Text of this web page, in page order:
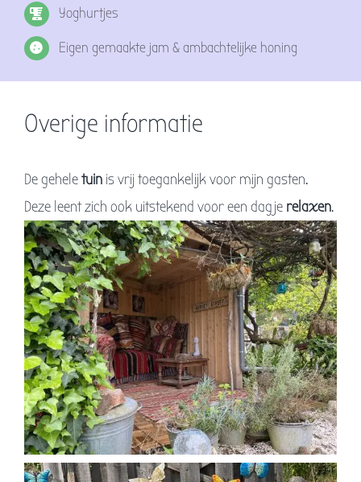
Yoghurtjes
Eigen gemaakte jam & ambachtelijke honing
Overige informatie
De geheletuinis vrij toegankelijk voor mijn gasten.
Deze leent zich ook uitstekend voor een dagje relaxen.